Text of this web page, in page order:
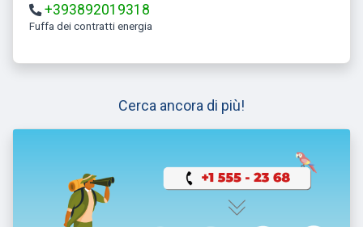
+393892019318
Fuffa dei contratti energia
Cerca ancora di più!